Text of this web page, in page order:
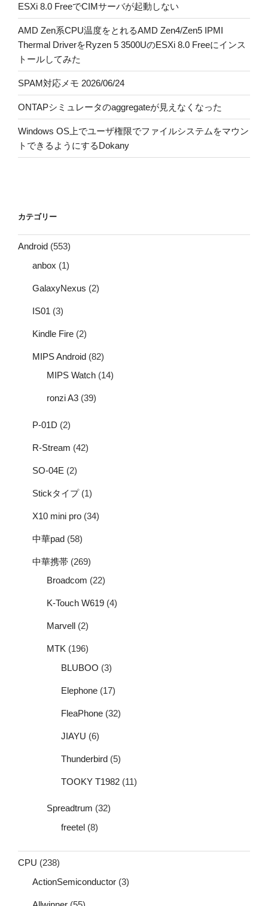
ESXi 8.0 FreeでCIMサーバが起動しない
AMD Zen系CPU温度をとれるAMD Zen4/Zen5 IPMI
Thermal DriverをRyzen 5 3500UのESXi 8.0 Freeにインス
トールしてみた
SPAM対応メモ 2026/06/24
ONTAPシミュレータのaggregateが見えなくなった
Windows OS上でユーザ権限でファイルシステムをマウン
トできるようにするDokany
カテゴリー
Android (553)
anbox (1)
GalaxyNexus (2)
IS01 (3)
Kindle Fire (2)
MIPS Android (82)
MIPS Watch (14)
ronzi A3 (39)
P-01D (2)
R-Stream (42)
SO-04E (2)
Stickタイプ(1)
X10 mini pro (34)
中華pad (58)
中華携帯 (269)
Broadcom (22)
K-Touch W619 (4)
Marvell (2)
MTK (196)
BLUBOO (3)
Elephone (17)
FleaPhone (32)
JIAYU (6)
Thunderbird (5)
TOOKY T1982 (11)
Spreadtrum (32)
freetel (8)
CPU (238)
ActionSemiconductor (3)